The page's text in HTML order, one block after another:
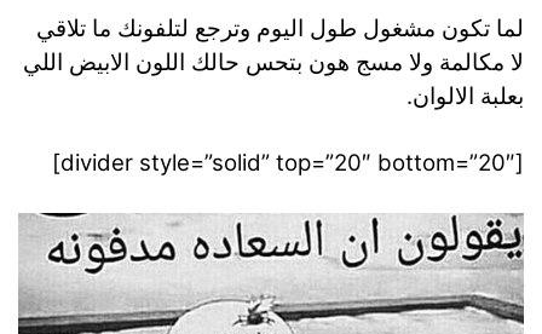
لما تكون مشغول طول اليوم وترجع لتلفونك ما تلاقي
لا مكالمة ولا مسج هون بتحس حالك اللون الابيض اللي
بعلبة الالوان.
[divider style=”solid” top=”20″ bottom=”20″]